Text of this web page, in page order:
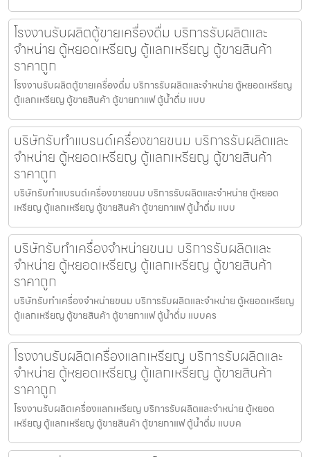
โรงงานรับผลิตตู้ขายเครื่องดื่ม บริการรับผลิตและ
จำหน่าย ตู้หยอดเหรียญ ตู้แลกเหรียญ ตู้ขายสินค้า
ราคาถูก
โรงงานรับผลิตตู้ขายเครื่องดื่ม บริการรับผลิตและจำหน่าย ตู้หยอดเหรียญ
ตู้แลกเหรียญ ตู้ขายสินค้า ตู้ขายกาแฟ ตู้น้ำดื่ม แบบ
บริษัทรับทำแบรนด์เครื่องขายขนม บริการรับผลิตและ
จำหน่าย ตู้หยอดเหรียญ ตู้แลกเหรียญ ตู้ขายสินค้า
ราคาถูก
บริษัทรับทำแบรนด์เครื่องขายขนม บริการรับผลิตและจำหน่าย ตู้หยอด
เหรียญ ตู้แลกเหรียญ ตู้ขายสินค้า ตู้ขายกาแฟ ตู้น้ำดื่ม แบบ
บริษัทรับทำเครื่องจำหน่ายขนม บริการรับผลิตและ
จำหน่าย ตู้หยอดเหรียญ ตู้แลกเหรียญ ตู้ขายสินค้า
ราคาถูก
บริษัทรับทำเครื่องจำหน่ายขนม บริการรับผลิตและจำหน่าย ตู้หยอดเหรียญ
ตู้แลกเหรียญ ตู้ขายสินค้า ตู้ขายกาแฟ ตู้น้ำดื่ม แบบคร
โรงงานรับผลิตเครื่องแลกเหรียญ บริการรับผลิตและ
จำหน่าย ตู้หยอดเหรียญ ตู้แลกเหรียญ ตู้ขายสินค้า
ราคาถูก
โรงงานรับผลิตเครื่องแลกเหรียญ บริการรับผลิตและจำหน่าย ตู้หยอด
เหรียญ ตู้แลกเหรียญ ตู้ขายสินค้า ตู้ขายกาแฟ ตู้น้ำดื่ม แบบค